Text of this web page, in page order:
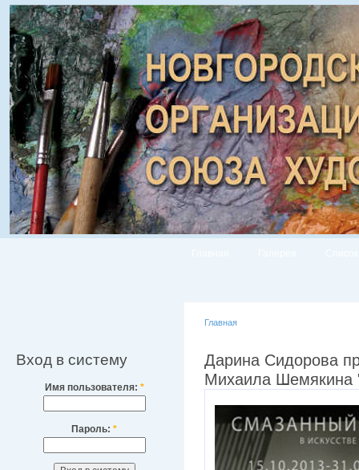
Вход в систему
Имя пользователя: *
Пароль: *
Главная
Дарина Сидорова
Михаила Шемякина